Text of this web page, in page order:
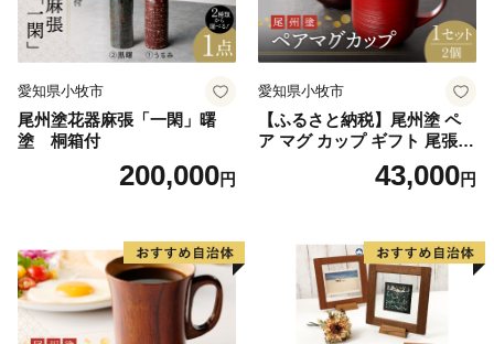
さい。
【お礼の品、ふるさと納税全般に関するお問い合わせ】
JTBふるぽ（ふるさと納税）コールセンター
050-3355-3121
10：00～17：00 年中無休（1/1～1/3を除く）
愛知県小牧市
尾州塗花器麻張「一閑」曙
塗 桐箱付
200,000円
愛知県小牧市
【ふるさと納税】尾州塗 ペ
ア マグ カップ ギフト 尾張漆
漆 漆器 漆器工芸 工芸品 芸術
性 実用性 抗菌性 美味しく安
抗ウイルス効果 お取り寄せ
愛知県 小牧市 送料無料
43,000円